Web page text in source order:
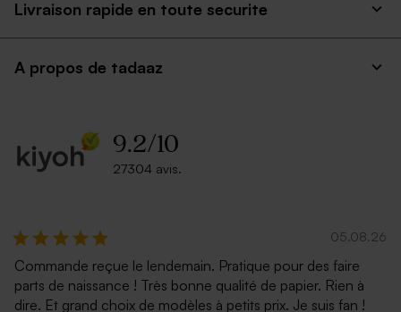
Livraison rapide en toute securite
A propos de tadaaz
9.2/10
27304 avis.
05.08.26
Commande reçue le lendemain. Pratique pour des faire
parts de naissance ! Très bonne qualité de papier. Rien à
dire. Et grand choix de modèles à petits prix. Je suis fan !